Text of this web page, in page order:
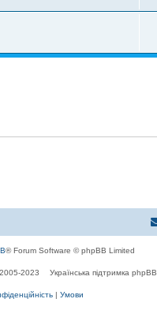
® Forum Software © phpBB Limited
2023 Українська підтримка phpBB
| Умови